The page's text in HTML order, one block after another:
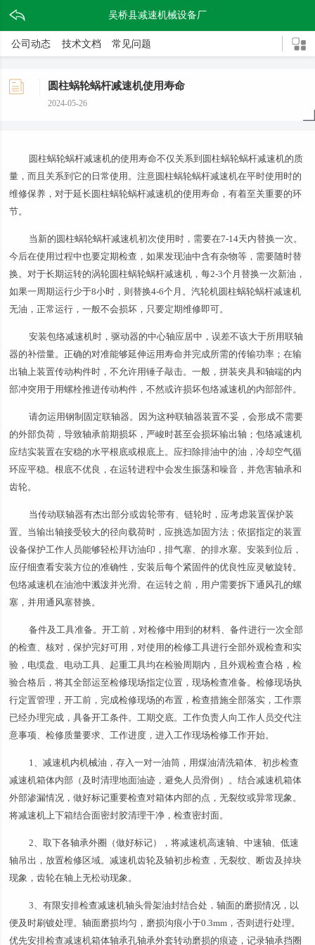
吴桥县减速机械设备厂
公司动态 技术文档 常见问题
圆柱蜗轮蜗杆减速机使用寿命
2024-05-26
圆柱蜗轮蜗杆减速机的使用寿命不仅关系到圆柱蜗轮蜗杆减速机的质
量，而且关系到它的日常使用。注意圆柱蜗轮蜗杆减速机在平时使用时的
维修保养，对于延长圆柱蜗轮蜗杆减速机的使用寿命，有着至关重要的环
节。
当新的圆柱蜗轮蜗杆减速机初次使用时，需要在7-14天内替换一次。
今后在使用过程中也要定期检查，如果发现油中含有杂物等，需要随时替
换。对于长期运转的涡轮圆柱蜗轮蜗杆减速机，每2-3个月替换一次新油，
如果一周期运行少于8小时，则替换4-6个月。汽轮机圆柱蜗轮蜗杆减速机
无油，正常运行，一般不会损坏，只要定期维修即可。
安装包络减速机时，驱动器的中心轴应居中，误差不该大于所用联轴
器的补偿量。正确的对准能够延伸运用寿命并完成所需的传输功率；在输
出轴上装置传动构件时，不允许用锤子敲击。一般，拼装夹具和轴端的内
部冲突用于用螺栓推进传动构件，不然或许损坏包络减速机的内部部件。
请勿运用钢制固定联轴器。因为这种联轴器装置不妥，会形成不需要
的外部负荷，导致轴承前期损坏，严峻时甚至会损坏输出轴；包络减速机
应结实装置在安稳的水平根底或根底上。应扫除排油中的油，冷却空气循
环应平稳。根底不优良，在运转进程中会发生振荡和噪音，并危害轴承和
齿轮。
当传动联轴器有杰出部分或齿轮带有、链轮时，应考虑装置保护装
置。当输出轴接受较大的径向载荷时，应挑选加固方法；依据指定的装置
设备保护工作人员能够轻松拜访油印，排气塞、的排水塞。安装到位后，
应仔细查看安装方位的准确性，安装后每个紧固件的优良性应灵敏旋转。
包络减速机在油池中溅泼并光滑。在运转之前，用户需要拆下通风孔的螺
塞，并用通风塞替换。
备件及工具准备。开工前，对检修中用到的材料、备件进行一次全部
的检查、核对，保护完好可用，对使用的检修工具进行全部外观检查和实
验，电缆盘、电动工具、起重工具均在检验周期内，且外观检查合格，检
验合格后，将其全部运至检修现场指定位置，现场检查准备。检修现场执
行定置管理，开工前，完成检修现场的布置，检查措施全部落实，工作票
已经办理完成，具备开工条件。工期交底。工作负责人向工作人员交代注
意事项、检修质量要求、工作进度，进入工作现场检修工作开始。
1、减速机内机械油，存入一对一油筒，用煤油清洗箱体、初步检查
减速机箱体内部（及时清理地面油迹，避免人员滑倒）。结合减速机箱体
外部渗漏情况，做好标记重要检查对箱体内部的点，无裂纹或异常现象。
将减速机上下箱结合面密封胶清理干净，检查密封面。
2、取下各轴承外圈（做好标记），将减速机高速轴、中速轴、低速
轴吊出，放置检修区域。减速机齿轮及轴初步检查，无裂纹、断齿及掉块
现象，齿轮在轴上无松动现象。
3、有限安排检查减速机轴头骨架油封结合处，轴面的磨损情况，以
便及时刷镀处理。轴面磨损均匀，磨损沟痕小于0.3mm，否则进行处理。
优先安排检查减速机箱体轴承孔轴承外套转动磨损的痕迹，记录轴承挡圈